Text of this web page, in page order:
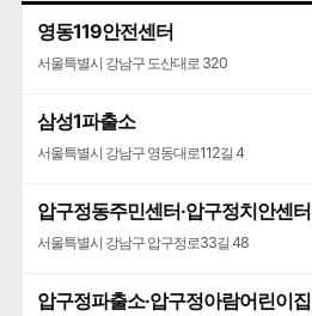
영동119안전센터
서울특별시 강남구 도산대로 320
삼성1파출소
서울특별시 강남구 영동대로112길 4
압구정동주민센터·압구정치안센터
서울특별시 강남구 압구정로33길 48
압구정파출소·압구정아람어린이집